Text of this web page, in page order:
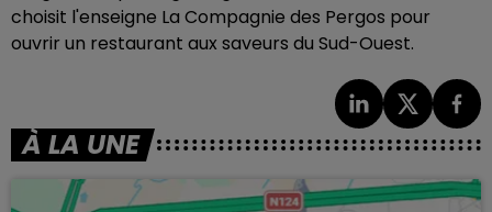
choisit l'enseigne La Compagnie des Pergos pour
ouvrir un restaurant aux saveurs du Sud-Ouest.
À LA UNE